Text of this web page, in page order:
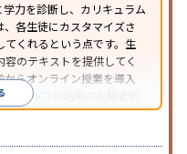
力を診断し、カリキュラム
各生徒にカスタマイズさ
くれるという点です。生
のテキストを提供してく
らオンライン授業を導入
AIやICTの活用の先駆者的